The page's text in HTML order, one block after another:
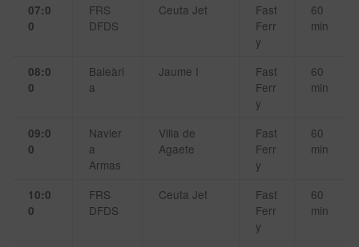
07:0
0
FRS
DFDS
Ceuta Jet
Fast
Ferr
y
60
min
08:0
0
Baleàri
a
Jaume I
Fast
Ferr
y
60
min
09:0
0
Navier
a
Armas
Villa de
Agaete
Fast
Ferr
y
60
min
10:0
0
FRS
DFDS
Ceuta Jet
Fast
Ferr
y
60
min